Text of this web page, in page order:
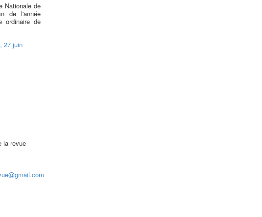
Nationale de
de l'année
ordinaire de
27 juin
la revue